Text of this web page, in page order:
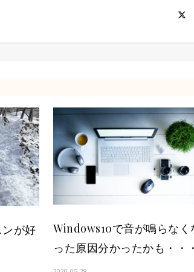
が好
Windows10で音が鳴らなく
った原因分かったかも・・